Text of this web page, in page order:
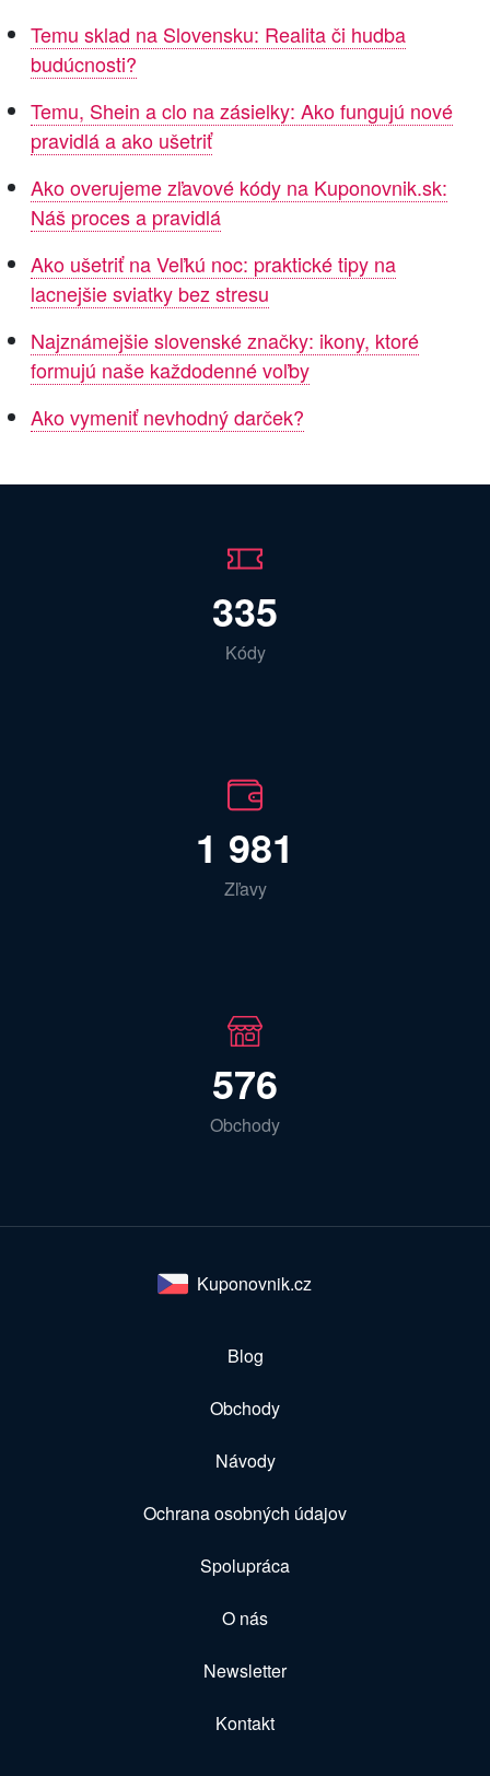
Temu sklad na Slovensku: Realita či hudba
budúcnosti?
Temu, Shein a clo na zásielky: Ako fungujú nové
pravidlá a ako ušetriť
Ako overujeme zľavové kódy na Kuponovnik.sk:
Náš proces a pravidlá
Ako ušetriť na Veľkú noc: praktické tipy na
lacnejšie sviatky bez stresu
Najznámejšie slovenské značky: ikony, ktoré
formujú naše každodenné voľby
Ako vymeniť nevhodný darček?
335
Kódy
1 981
Zľavy
576
Obchody
Kuponovnik.cz
Blog
Obchody
Návody
Ochrana osobných údajov
Spolupráca
O nás
Newsletter
Kontakt